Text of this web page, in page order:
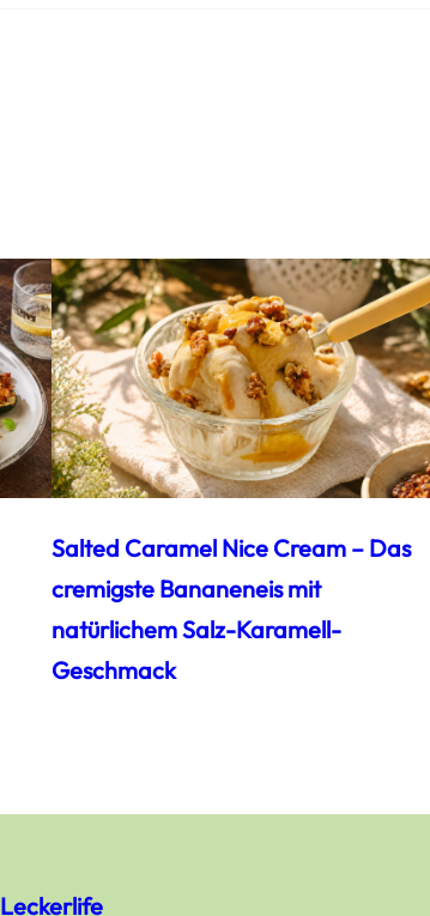
Salted Caramel Nice Cream – Das
cremigste Bananeneis mit
natürlichem Salz-Karamell-
Geschmack
Leckerlife